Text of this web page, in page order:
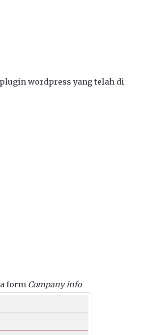
wordpress yang telah di
form Company info